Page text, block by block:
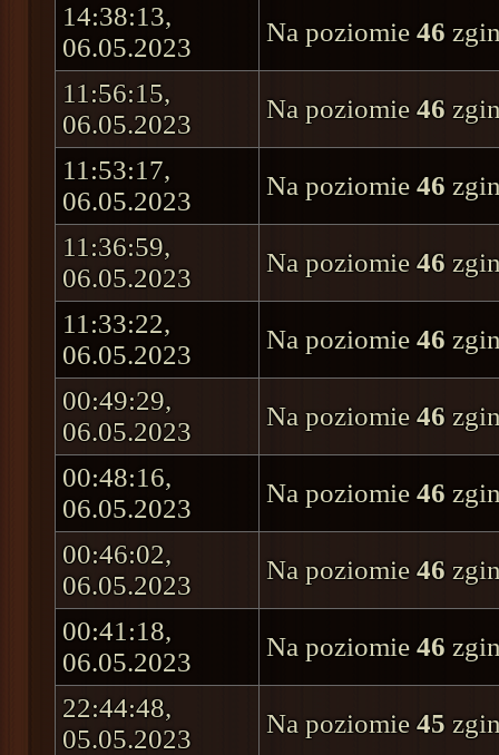
14:38:13,
06.05.2023
Na poziomie 46
11:56:15,
06.05.2023
Na poziomie46
11:53:17,
06.05.2023
Na poziomie 46
11:36:59,
06.05.2023
Na poziomie46
11:33:22,
06.05.2023
Na poziomie 46
00:49:29,
06.05.2023
Na poziomie46
00:48:16,
06.05.2023
Na poziomie 46
00:46:02,
06.05.2023
Na poziomie46
00:41:18,
06.05.2023
Na poziomie 46
22:44:48,
05.05.2023
Na poziomie45